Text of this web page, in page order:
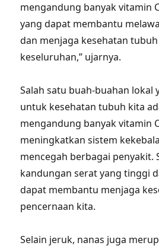
mengandung banyak vitamin
yang dapat membantu
dan menjaga kesehatan
keseluruhan,” ujarnya.
Salah satu buah-buahan lokal
untuk kesehatan tubuh kita
mengandung banyak vitamin
meningkatkan sistem
mencegah berbagai penyakit.
kandungan serat yang tinggi
dapat membantu menjaga
pencernaan kita.
Selain jeruk, nanas juga